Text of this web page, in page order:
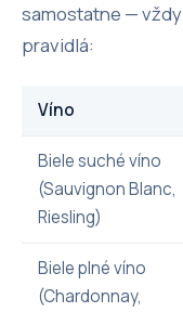
samostatne —
pravidlá:
Víno
Biele suché víno
(Sauvignon Blanc,
Riesling)
Biele plné víno
(Chardonnay,